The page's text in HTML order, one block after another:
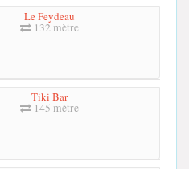
Le Feydeau
132 mètre
Tiki Bar
145 mètre